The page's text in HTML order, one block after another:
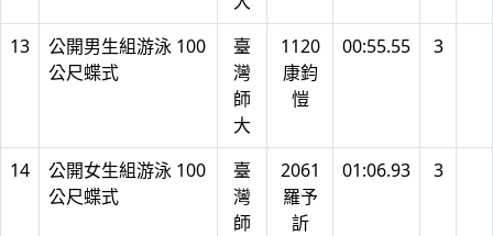
13
公開男生組游泳 100
公尺蝶式
臺
灣
師
大
1120
康鈞
愷
00:55.55 3
14
公開女生組游泳 100
公尺蝶式
臺
灣
師
2061
羅予
訢
01:06.93 3